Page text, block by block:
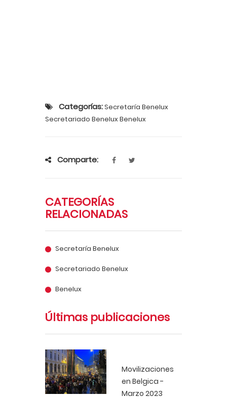
Categorías:Secretaría Benelux
Secretariado Benelux Benelux
Comparte:
CATEGORÍAS
RELACIONADAS
Secretaría Benelux
Secretariado Benelux
Benelux
Últimas publicaciones
Movilizaciones
en Belgica -
Marzo 2023